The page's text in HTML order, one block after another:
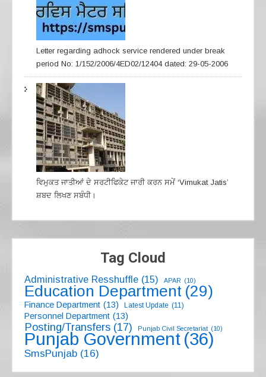
Letter regarding adhock service rendered under break
period No: 1/152/2006/4ED02/12404 dated: 29-05-2006
ਵਿਮੁਕਤ ਜਾਤੀਆਂ ਦੇ ਸਰਟੀਫਿਕੇਟ ਜਾਰੀ ਕਰਨ ਸਮੇਂ ‘Vimukat Jatis’
ਸ਼ਬਦ ਲਿਖਣ ਸਬੰਧੀ।
Tag Cloud
Administrative Resshuffle (15) APAR (10)
Education Department (29)
Finance Department (13) Latest Update (11)
Personnel Department (13)
Posting/Transfers (17) Punjab Civil Secretariat (10)
Punjab Government (36)
SmsPunjab (16)